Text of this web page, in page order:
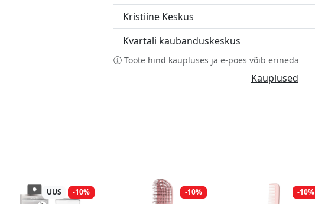
Kristiine Keskus
Kvartali kaubanduskeskus
Toote hind kaupluses ja e-poes võib erineda
Kauplused
UUS -10% -10% -10%